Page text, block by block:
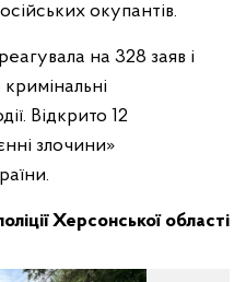
окупантів.
на 328 заяв і
Відкрито 12
злочини»
Херсонської області